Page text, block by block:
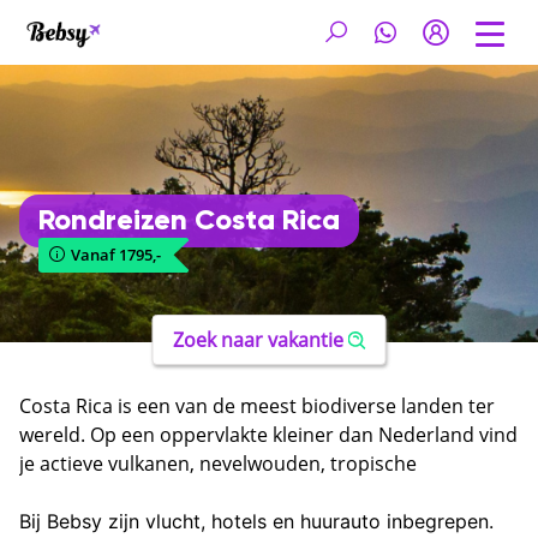
Rondreizen Costa Rica
Vanaf 1795,-
Zoek naar vakantie
Costa Rica is een van de meest biodiverse landen ter
wereld. Op een oppervlakte kleiner dan Nederland vind
je actieve vulkanen, nevelwouden, tropische
zowel de Caribische zee als de Stille Oceaan. Bijna 30
Bij Bebsy zijn vlucht, hotels en huurauto inbegrepen.